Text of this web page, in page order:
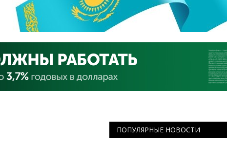
ПОПУЛЯРНЫЕ НОВОСТИ